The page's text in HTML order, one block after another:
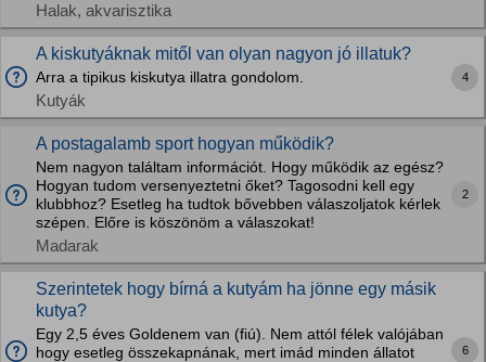
Halak, akvarisztika
A kiskutyáknak mitől van olyan nagyon jó illatuk?
Arra a tipikus kiskutya illatra gondolom.
Kutyák
4
A postagalamb sport hogyan működik?
Nem nagyon találtam információt. Hogy működik az egész?
Hogyan tudom versenyeztetni őket? Tagosodni kell egy
klubbhoz? Esetleg ha tudtok bővebben válaszoljatok kérlek
szépen. Előre is köszönöm a válaszokat!
Madarak
2
Szerintetek hogy bírná a kutyám ha jönne egy másik
kutya?
Egy 2,5 éves Goldenem van (fiú). Nem attól félek valójában
hogy esetleg összekapnának, mert imád minden állatot
6